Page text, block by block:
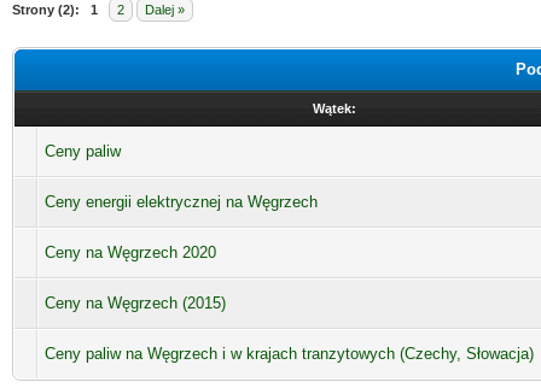
Strony (2): 1 2 Dalej »
Wątek:
Ceny paliw
Ceny energii elektrycznej na Węgrzech
Ceny na Węgrzech 2020
Ceny na Węgrzech (2015)
Ceny paliw na Węgrzech i w krajach tranzytowych (Czechy, Słowacja)